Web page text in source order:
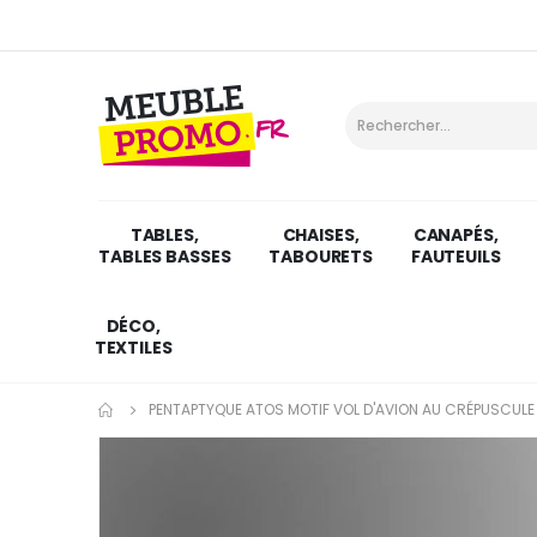
TABLES,
TABLES BASSES
CHAISES,
TABOURETS
CANAPÉS,
FAUTEUILS
DÉCO,
TEXTILES
PENTAPTYQUE ATOS MOTIF VOL D'AVION AU CRÉPUSCULE